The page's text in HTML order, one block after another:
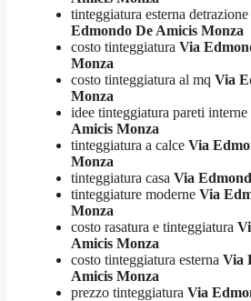
tinteggiatura esterna
Edmondo De Amicis Monza
costo tinteggiatura Via
Monza
costo tinteggiatura al mq Via
Monza
idee tinteggiatura pareti interne
Amicis Monza
tinteggiatura a calce Via
Monza
tinteggiatura casa Via
tinteggiature moderne Via
Monza
costo rasatura e tinteggiatura
Amicis Monza
costo tinteggiatura esterna Via
Amicis Monza
prezzo tinteggiatura Via